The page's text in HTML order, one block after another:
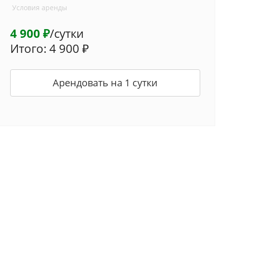
Условия аренды
4 900 ₽/сутки
Итого: 4 900 ₽
Арендовать на 1 сутки